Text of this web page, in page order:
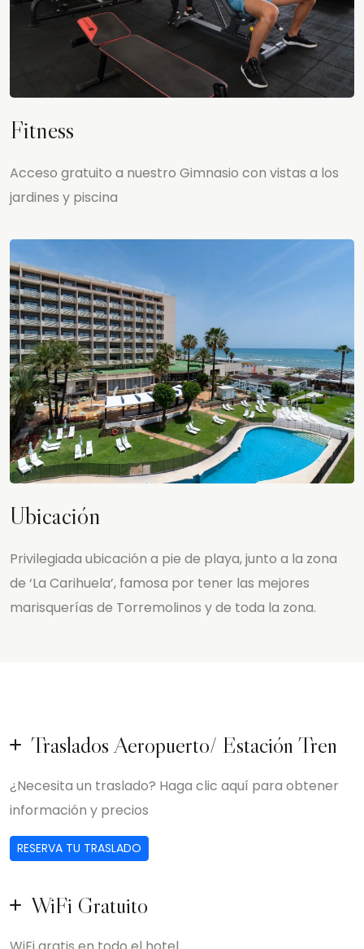
Fitness
Acceso gratuito a nuestro Gimnasio con vistas a los
jardines y piscina
Ubicación
Privilegiada ubicación a pie de playa, junto a la zona
de ‘La Carihuela’, famosa por tener las mejores
marisquerías de Torremolinos y de toda la zona.
Traslados Aeropuerto/ Estación Tren
¿Necesita un traslado? Haga clic aquí para obtener
información y precios
RESERVA TU TRASLADO
WiFi Gratuito